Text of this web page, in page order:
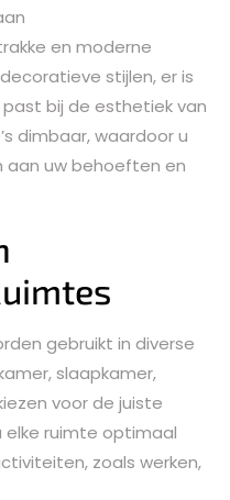
en moderne
stijlen, er is
bij de esthetiek van
dimbaar, waardoor u
aan uw behoeften en
gebruikt in diverse
slaapkamer,
voor de juiste
elke ruimte optimaal
zoals werken,